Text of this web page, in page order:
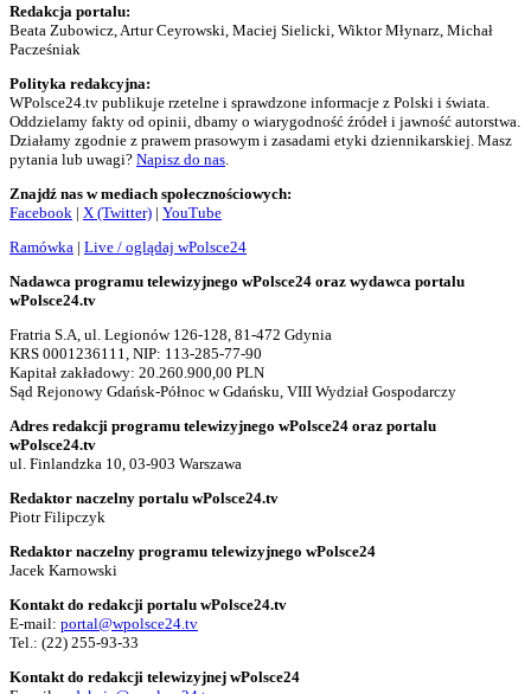
Redakcja portalu:
Beata Zubowicz, Artur Ceyrowski, Maciej Sielicki, Wiktor Młynarz, Michał
Pacześniak
Polityka redakcyjna:
WPolsce24.tv publikuje rzetelne i sprawdzone informacje z Polski i świata.
Oddzielamy fakty od opinii, dbamy o wiarygodność źródeł i jawność autorstwa.
Działamy zgodnie z prawem prasowym i zasadami etyki dziennikarskiej. Masz
pytania lub uwagi? Napisz do nas
Znajdź nas w mediach społecznościowych:
Facebook | X (Twitter) | YouTube
Ramówka | Live / oglądaj wPolsce24
Nadawca programu telewizyjnego wPolsce24 oraz wydawca portalu
wPolsce24.tv
Fratria S.A, ul. Legionów 126-128, 81-472 Gdynia
KRS 0001236111, NIP: 113-285-77-90
Kapitał zakładowy: 20.260.900,00 PLN
Sąd Rejonowy Gdańsk-Północ w Gdańsku, VIII Wydział Gospodarczy
Adres redakcji programu telewizyjnego wPolsce24 oraz portalu
wPolsce24.tv
ul. Finlandzka 10, 03-903 Warszawa
Redaktor naczelny portalu wPolsce24.tv
Piotr Filipczyk
Redaktor naczelny programu telewizyjnego wPolsce24
Jacek Karnowski
Kontakt do redakcji portalu wPolsce24.tv
E-mail: portal@wpolsce24.tv
Tel.: (22) 255-93-33
Kontakt do redakcji telewizyjnej wPolsce24